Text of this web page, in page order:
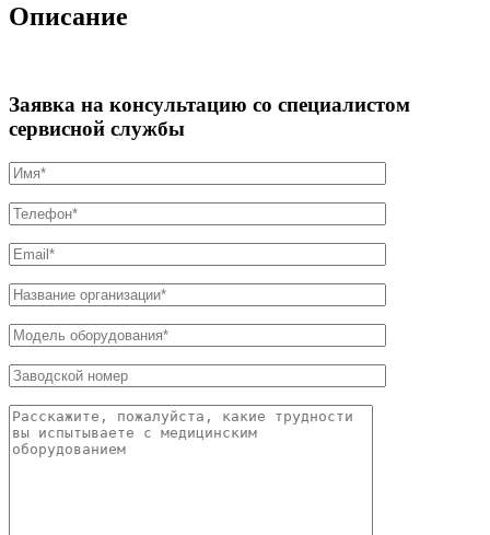
Описание
Заявка на консультацию со специалистом
сервисной службы